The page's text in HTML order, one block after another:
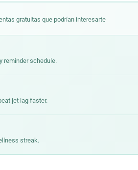
gratuitas que podrían interesarte
reminder schedule.
jet lag faster.
streak.